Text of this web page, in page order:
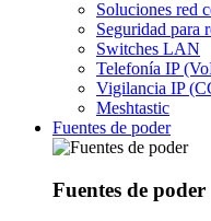
Soluciones red
Seguridad para
Switches LAN
Telefonía IP
Vigilancia IP
Meshtastic
Fuentes de poder
Fuentes de poder